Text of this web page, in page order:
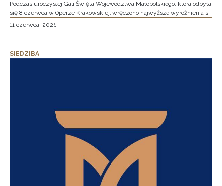
Podczas uroczystej Gali Święta Województwa Małopolskiego, która odbyła
się 8 czerwca w Operze Krakowskiej, wręczono najwyższe wyróżnienia s
11 czerwca, 2026
SIEDZIBA